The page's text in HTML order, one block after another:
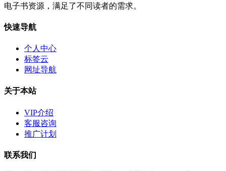
电子书资源，满足了不同读者的需求。
快速导航
个人中心
标签云
网址导航
关于本站
VIP介绍
客服咨询
推广计划
联系我们